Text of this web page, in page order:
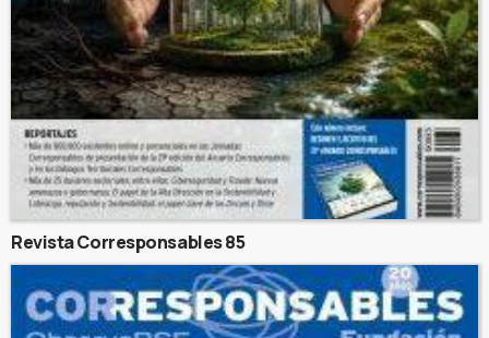
Revista Corresponsables 85